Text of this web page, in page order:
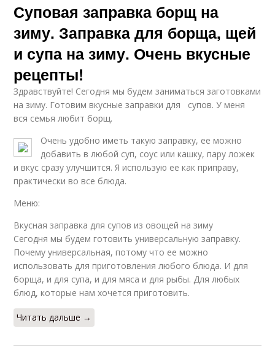
Суповая заправка борщ на
зиму. Заправка для борща, щей
и супа на зиму. Очень вкусные
рецепты!
Здравствуйте! Сегодня мы будем заниматься заготовками
на зиму. Готовим вкусные заправки для супов. У меня
вся семья любит борщ.
Очень удобно иметь такую заправку, ее можно
добавить в любой суп, соус или кашку, пару ложек
и вкус сразу улучшится. Я использую ее как приправу,
практически во все блюда.
Меню:
Вкусная заправка для супов из овощей на зиму
Сегодня мы будем готовить универсальную заправку.
Почему универсальная, потому что ее можно
использовать для приготовления любого блюда. И для
борща, и для супа, и для мяса и для рыбы. Для любых
блюд, которые нам хочется приготовить.
Читать дальше →